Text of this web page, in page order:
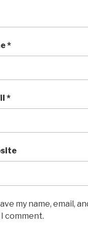
*
*
my name, email,
comment.